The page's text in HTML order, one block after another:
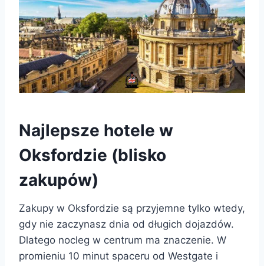
Najlepsze hotele w
Oksfordzie (blisko
zakupów)
Zakupy w Oksfordzie są przyjemne tylko wtedy,
gdy nie zaczynasz dnia od długich dojazdów.
Dlatego nocleg w centrum ma znaczenie. W
promieniu 10 minut spaceru od Westgate i